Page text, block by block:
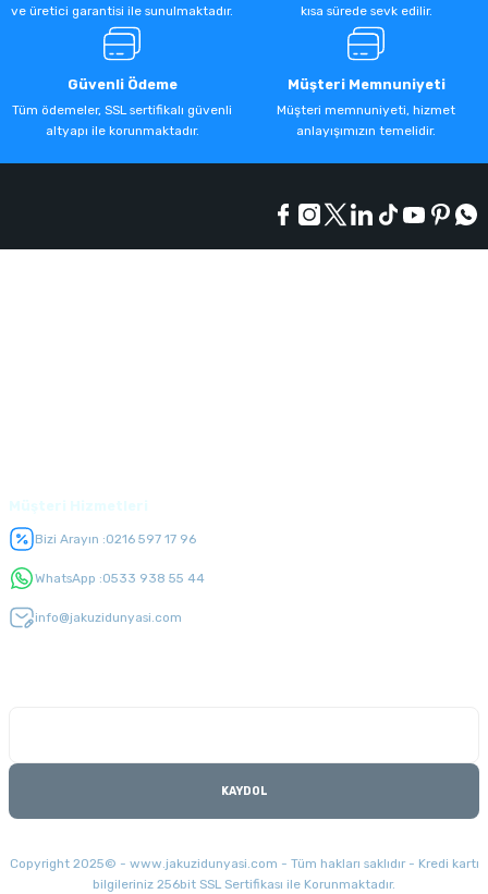
ve üretici garantisi ile sunulmaktadır.
kısa sürede sevk edilir.
Güvenli Ödeme
Tüm ödemeler, SSL sertifikalı güvenli
altyapı ile korunmaktadır.
Müşteri Memnuniyeti
Müşteri memnuniyeti, hizmet
anlayışımızın temelidir.
Bizi Arayın :0216 597 17 96
WhatsApp :0533 938 55 44
info@jakuzidunyasi.com
KAYDOL
Copyright 2025© - www.jakuzidunyasi.com - Tüm hakları saklıdır - Kredi kartı
bilgileriniz 256bit SSL Sertifikası ile Korunmaktadır.